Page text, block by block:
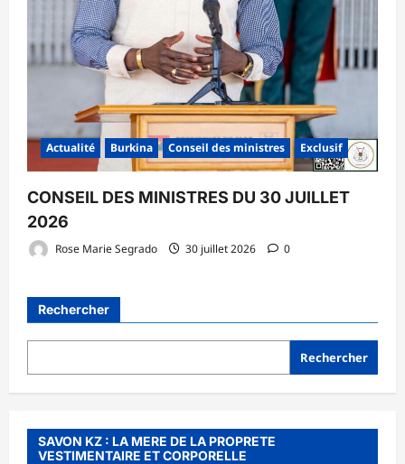
Actualité Burkina Conseil des ministres Exclusif
CONSEIL DES MINISTRES DU 30 JUILLET
2026
Rose Marie Segrado 30 juillet 2026 0
Rechercher
Rechercher
SAVON KZ : LA MERE DE LA PROPRETE
VESTIMENTAIRE ET CORPORELLE